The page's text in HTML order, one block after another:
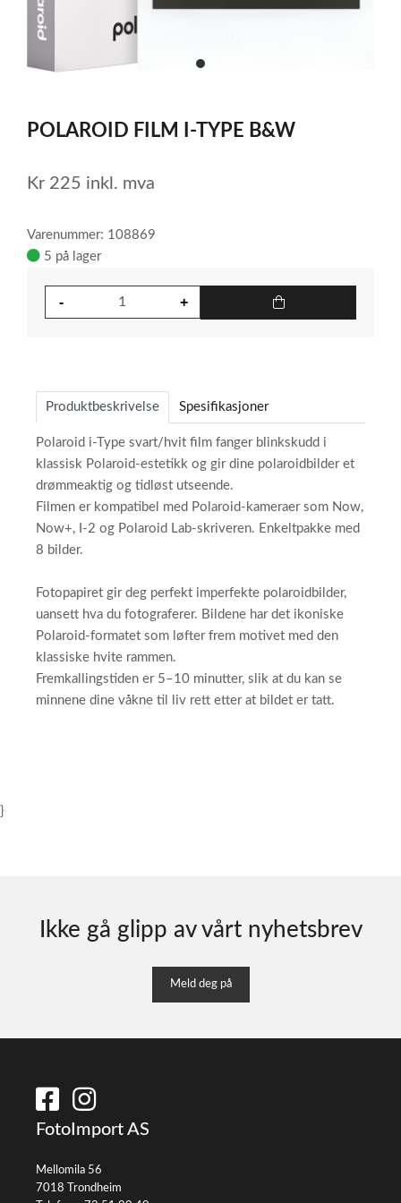
item
of
POLAROID FILM I-TYPE B&W
Kr 225 inkl. mva
Varenummer: 108869
5 på lager
Produktbeskrivelse Spesifikasjoner
Polaroid i-Type svart/hvit film fanger blinkskudd i
klassisk Polaroid-estetikk og gir dine polaroidbilder et
drømmeaktig og tidløst utseende.
Filmen er kompatibel med Polaroid-kameraer som Now,
Now+, I-2 og Polaroid Lab-skriveren. Enkeltpakke med
8 bilder.
Fotopapiret gir deg perfekt imperfekte polaroidbilder,
uansett hva du fotograferer. Bildene har det ikoniske
Polaroid-formatet som løfter frem motivet med den
klassiske hvite rammen.
Fremkallingstiden er 5–10 minutter, slik at du kan se
minnene dine våkne til liv rett etter at bildet er tatt.
}
Ikke gå glipp av vårt nyhetsbrev
Meld deg på
FotoImport AS
Mellomila 56
7018 Trondheim